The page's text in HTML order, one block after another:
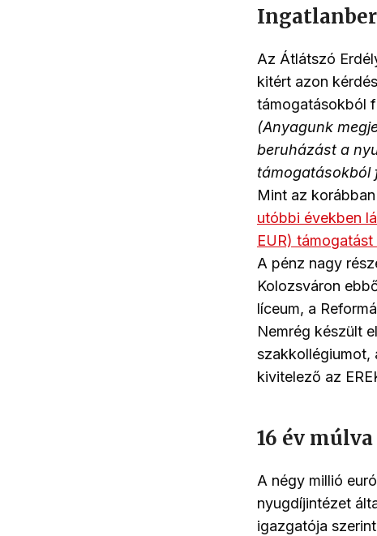
Az Átlátszó
kitért azon
támogatásokból
(Anyagunk
beruházást a
támogatásokból
Mint az
utóbbi években
EUR)
A pénz nagy
Kolozsváron
líceum, a
Nemrég készült
szakkollégiumot,
kivitelező az
16 év
A négy millió
nyugdíjintézet
igazgatója